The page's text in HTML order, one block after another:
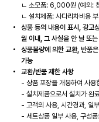
ㄴ 소모품: 6,000원 (예외:
ㄴ 설치제품: 사다리차비용
상품 등의 내용이 표시, 광고
월 이내, 그 사실을 안 날 또
상품불량에 의한 교환, 반품
가능
교환/반품 제한 사항
- 상품 포장을 개봉하여 사용
- 설치제품으로서 설치가 완
- 고객의 사용, 시간경과, 일
- 세트상품 일부 사용, 구성